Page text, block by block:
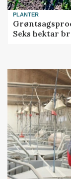
PLANTER
Seks hektar